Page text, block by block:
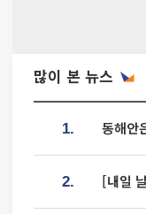
많이 본 뉴스
1. 동해안
2. [내일